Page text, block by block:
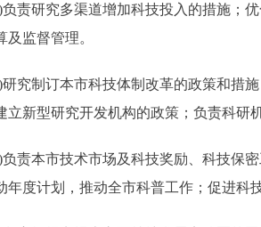
研究多渠道增加科技投入的措施；优
及监督管理。
制订本市科技体制改革的政策和措施
立新型研究开发机构的政策；负责科研
本市技术市场及科技奖励、科技保密
年度计划，推动全市科普工作；促进科